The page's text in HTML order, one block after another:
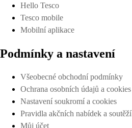
Hello Tesco
Tesco mobile
Mobilní aplikace
Podmínky a nastavení
Všeobecné obchodní podmínky
Ochrana osobních údajů a cookies
Nastavení soukromí a cookies
Pravidla akčních nabídek a soutěží
Můj účet